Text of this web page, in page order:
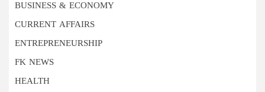
BUSINESS & ECONOMY
CURRENT AFFAIRS
ENTREPRENEURSHIP
FK NEWS
HEALTH